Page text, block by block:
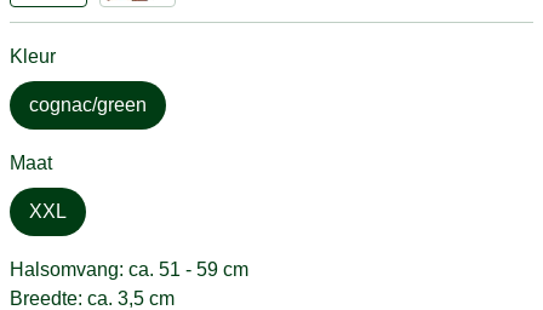
Kleur
cognac/green
Maat
XXL
Halsomvang: ca. 51 - 59 cm
Breedte: ca. 3,5 cm